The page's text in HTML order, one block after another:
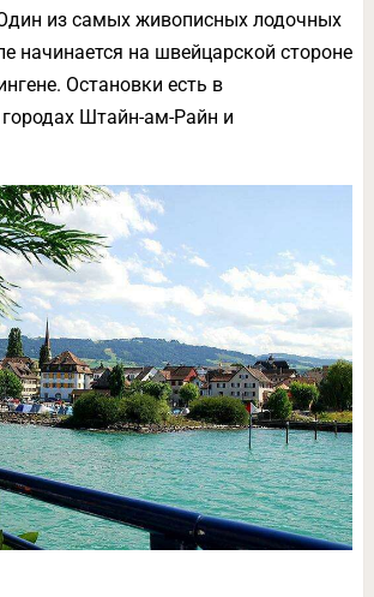
из самых живописных лодочных
начинается на швейцарской стороне
Остановки есть в
Штайн-ам-Райн и